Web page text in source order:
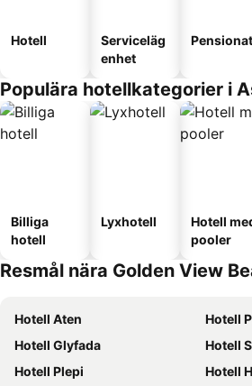
Hotell
Serviceläg
enhet
Pensionat
Populära hotellkategorier i
Billiga
hotell
Lyxhotell
Hotell
pooler
Resmål nära Golden View
Hotell Aten
Hotell
Hotell Glyfada
Hotell
Hotell Plepi
Hotell